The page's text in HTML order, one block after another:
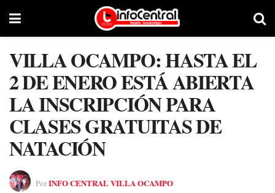
VILLA OCAMPO: HASTA EL
2 DE ENERO ESTÁ ABIERTA
LA INSCRIPCIÓN PARA
CLASES GRATUITAS DE
NATACIÓN
PorINFO CENTRAL VILLA OCAMPO